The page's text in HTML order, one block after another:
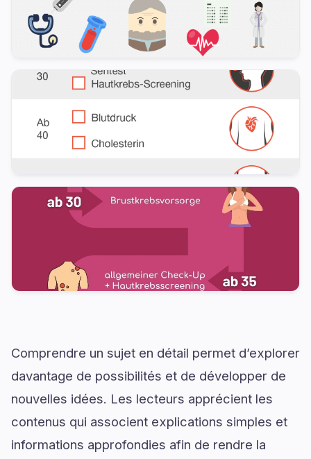
Comprendre un sujet en détail permet d’explorer
davantage de possibilités et de développer de
nouvelles idées. Les lecteurs apprécient les
contenus qui associent explications simples et
informations approfondies afin de rendre la